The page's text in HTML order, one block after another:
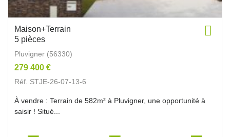
Maison+Terrain
5 pièces
Pluvigner (56330)
279 400 €
Réf. STJE-26-07-13-6
À vendre : Terrain de 582m² à Pluvigner, une opportunité à
saisir ! Situé...